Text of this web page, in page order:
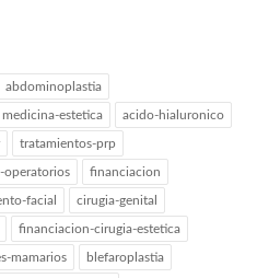
abdominoplastia
medicina-estetica acido-hialuronico
tratamientos-prp
operatorios financiacion
facial cirugia-genital
financiacion-cirugia-estetica
mamarios blefaroplastia